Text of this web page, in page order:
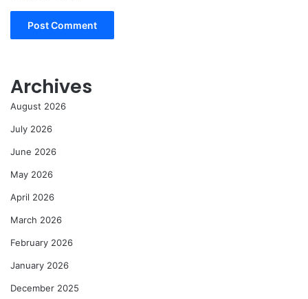
Archives
August 2026
July 2026
June 2026
May 2026
April 2026
March 2026
February 2026
January 2026
December 2025